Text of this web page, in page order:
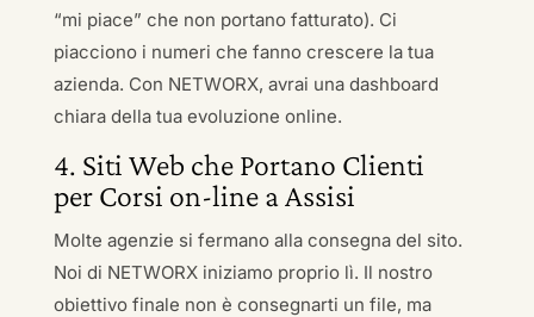
“mi piace” che non portano fatturato). Ci
piacciono i numeri che fanno crescere la tua
azienda. Con NETWORX, avrai una dashboard
chiara della tua evoluzione online.
4. Siti Web che Portano Clienti
per Corsi on-line a Assisi
Molte agenzie si fermano alla consegna del sito.
Noi di NETWORX iniziamo proprio lì. Il nostro
obiettivo finale non è consegnarti un file, ma